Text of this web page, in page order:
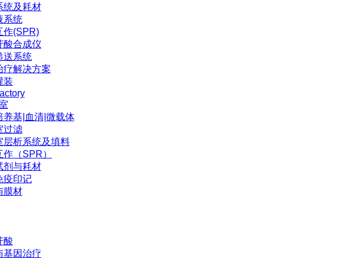
统及耗材
系统
作(SPR)
酸合成仪
送系统
疗解决方案
装
养基|血清|微载体
过滤
层析系统及填料
（SPR）
剂与耗材
疫印记
膜材
酸
基因治疗